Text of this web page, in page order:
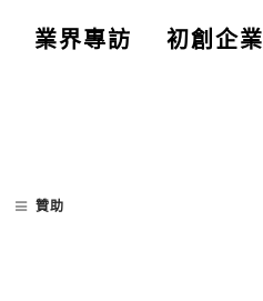
業界專訪 初創企業
贊助